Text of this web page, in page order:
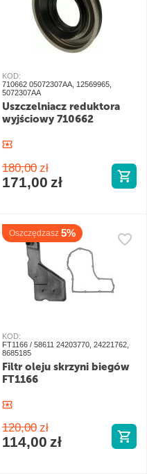
KOD:
710662 05072307AA, 12569965,
5072307AA
Uszczelniacz reduktora
wyjściowy 710662
180,00 zł
171,00 zł
Oszczędzasz 5%
KOD:
FT1166 / 58611 24203770, 24221762,
8685185
Filtr oleju skrzyni biegów
FT1166
120,00 zł
114,00 zł